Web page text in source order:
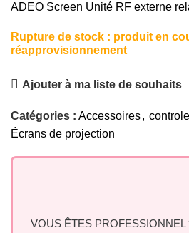
ADEO Screen Unité RF externe
Rupture de stock : produit en
réapprovisionnement
Ajouter à ma liste de souhaits
Catégories : Accessoires, controle
Écrans de projection
VOUS ÊTES PROFESSIONNEL